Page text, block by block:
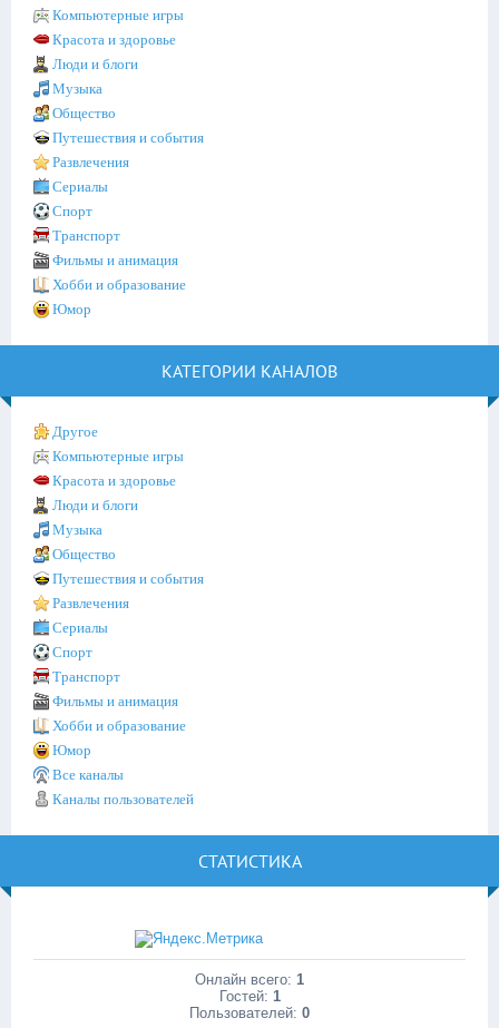
Компьютерные игры
Красота и здоровье
Люди и блоги
Музыка
Общество
Путешествия и события
Развлечения
Сериалы
Спорт
Транспорт
Фильмы и анимация
Хобби и образование
Юмор
КАТЕГОРИИ КАНАЛОВ
Другое
Компьютерные игры
Красота и здоровье
Люди и блоги
Музыка
Общество
Путешествия и события
Развлечения
Сериалы
Спорт
Транспорт
Фильмы и анимация
Хобби и образование
Юмор
Все каналы
Каналы пользователей
СТАТИСТИКА
Онлайн всего: 1
Гостей: 1
Пользователей: 0